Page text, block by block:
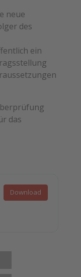
neue
des
ein
das
Download